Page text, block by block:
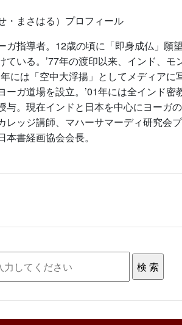
・まさはる）プロフィール
ガ指導者。12歳の頃に「即身成仏」願
ている。’77年の渡印以来、インド、モ
には「空中大浮揚」としてメディアに
ーガ道場を設立。’01年には全インド
与。現在インドと日本を中心にヨーガ
レッジ講師、マハーサマーディ研究会
本書経画協会会長。